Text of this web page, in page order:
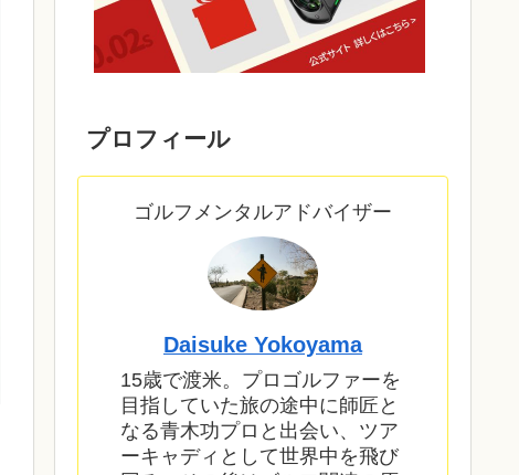
プロフィール
ゴルフメンタルアドバイザー
Daisuke Yokoyama
15歳で渡米。プロゴルファーを
目指していた旅の途中に師匠と
なる青木功プロと出会い、ツア
ーキャディとして世界中を飛び